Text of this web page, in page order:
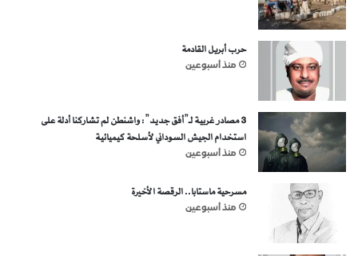
حرب أبريل القادمة
منذ أسبوعين
3 مصادر غربية لـ”أفق جديد”: واشنطن لم تشاركنا أدلة على
استخدام الجيش السوداني لأسلحة كيميائية
منذ أسبوعين
مسرحية ماستابا.. الرقصة الأخيرة
منذ أسبوعين